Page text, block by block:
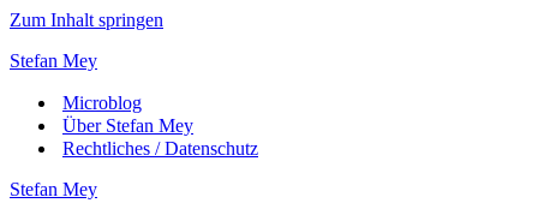
Zum Inhalt springen
Stefan Mey
Microblog
Über Stefan Mey
Rechtliches / Datenschutz
Stefan Mey